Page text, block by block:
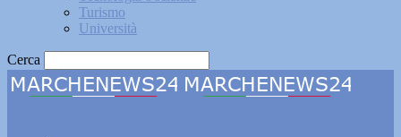
Turismo
Università
Cerca